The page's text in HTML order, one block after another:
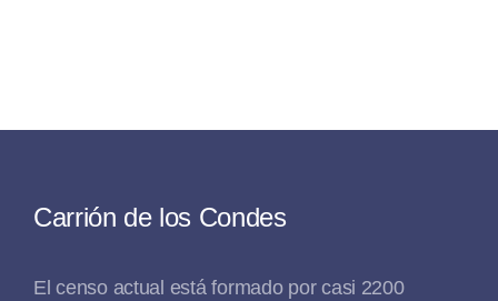
Carrión de los Condes
El censo actual está formado por casi 2200